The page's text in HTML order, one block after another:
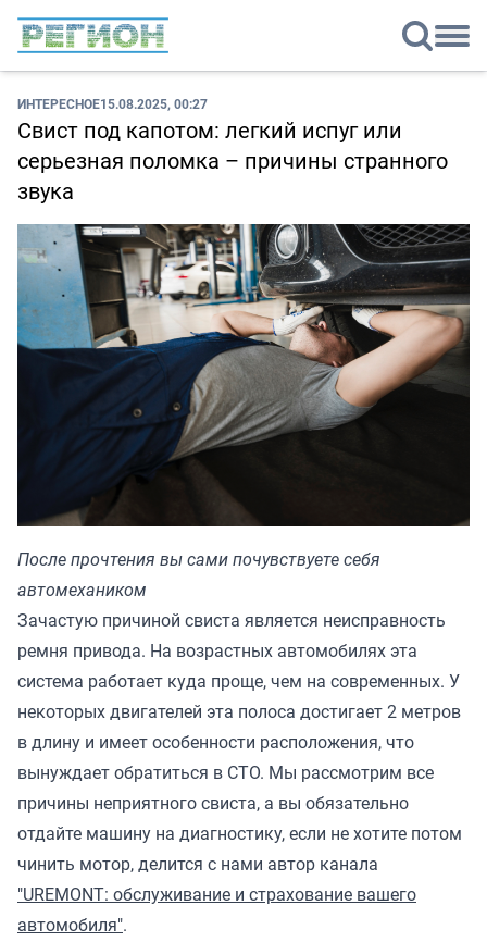
ИНТЕРЕСНОЕ15.08.2025, 00:27
Свист под капотом: легкий испуг или
серьезная поломка – причины странного
звука
После прочтения вы сами почувствуете себя
автомехаником
Зачастую причиной свиста является неисправность
ремня привода. На возрастных автомобилях эта
система работает куда проще, чем на современных. У
некоторых двигателей эта полоса достигает 2 метров
в длину и имеет особенности расположения, что
вынуждает обратиться в СТО. Мы рассмотрим все
причины неприятного свиста, а вы обязательно
отдайте машину на диагностику, если не хотите потом
чинить мотор, делится с нами автор канала
"UREMONT: обслуживание и страхование вашего
автомобиля".